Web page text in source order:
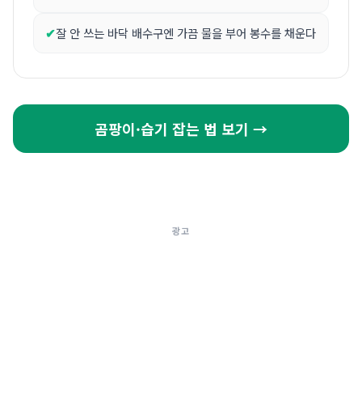
잘 안 쓰는 바닥 배수구엔 가끔 물을 부어 봉수를 채운다
곰팡이·습기 잡는 법 보기 →
광고